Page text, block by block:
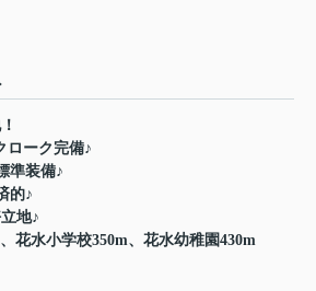
ローク完備♪
準装備♪
的♪
地♪
花水小学校350m、花水幼稚園430m